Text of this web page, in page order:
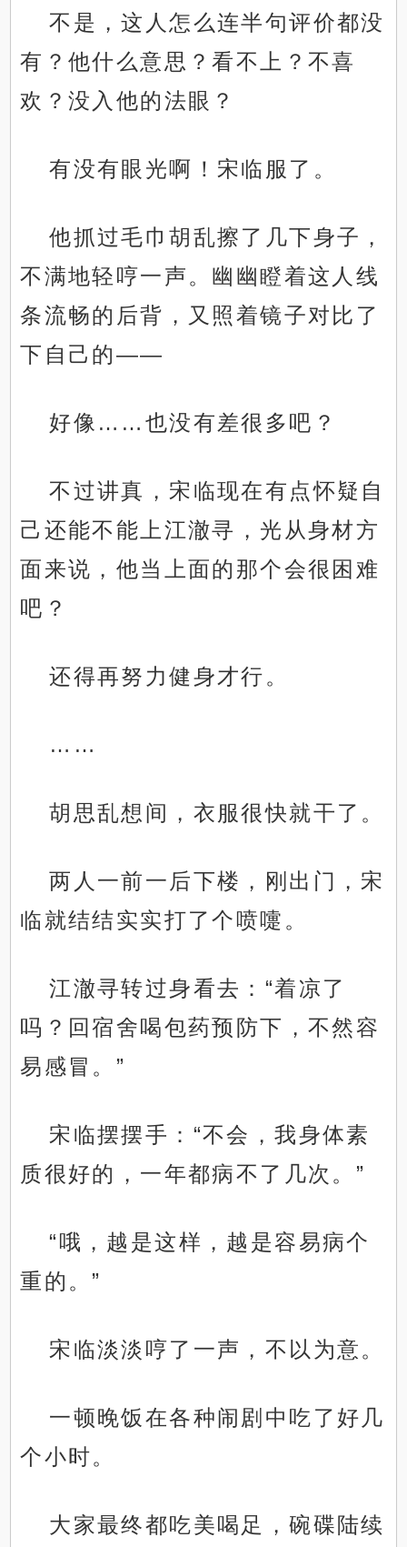
不是，这人怎么连半句评价都没
有？他什么意思？看不上？不喜
欢？没入他的法眼？
有没有眼光啊！宋临服了。
他抓过毛巾胡乱擦了几下身子，
不满地轻哼一声。幽幽瞪着这人线
条流畅的后背，又照着镜子对比了
下自己的——
好像……也没有差很多吧？
不过讲真，宋临现在有点怀疑自
己还能不能上江澈寻，光从身材方
面来说，他当上面的那个会很困难
吧？
还得再努力健身才行。
……
胡思乱想间，衣服很快就干了。
两人一前一后下楼，刚出门，宋
临就结结实实打了个喷嚏。
江澈寻转过身看去：“着凉了
吗？回宿舍喝包药预防下，不然容
易感冒。”
宋临摆摆手：“不会，我身体素
质很好的，一年都病不了几次。”
“哦，越是这样，越是容易病个
重的。”
宋临淡淡哼了一声，不以为意。
一顿晚饭在各种闹剧中吃了好几
个小时。
大家最终都吃美喝足，碗碟陆续